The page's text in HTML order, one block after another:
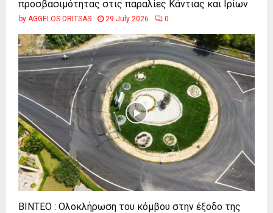
προσβασιμότητας στις παραλίες Κάντιας και Ιρίων
by AGGELOS DRITSAS 29 July 2026 0
ΒΙΝΤΕΟ : Ολοκλήρωση του κόμβου στην έξοδο της